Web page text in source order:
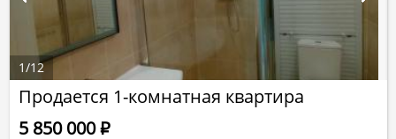
Продается 1-комнатная квартира
5 850 000Р
1/12